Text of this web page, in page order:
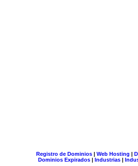
Registro de Dominios| Web Hosting |
Dominios Expirados | Industrias |